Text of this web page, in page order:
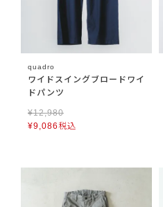
quadro
ワイドスイングブロードワイ
ドパンツ
¥12,980
¥9,086税込